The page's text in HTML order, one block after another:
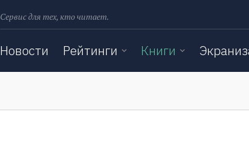
Сервис для тех, кто читает.
Новости Рейтинги Книги